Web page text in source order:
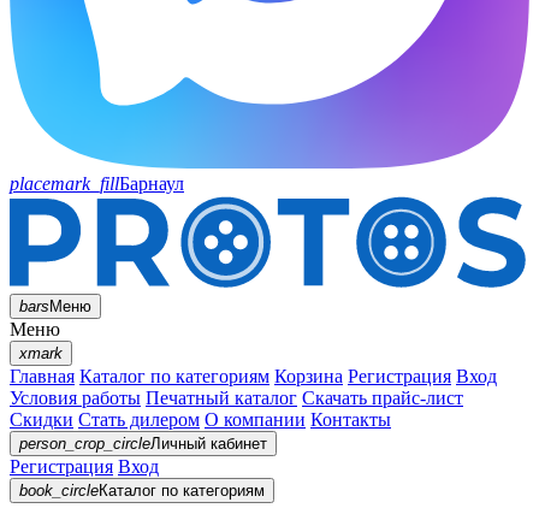
placemark_fillБарнаул
barsМеню
Меню
xmark
Главная Каталог по категориям Корзина Регистрация Вход
Условия работы Печатный каталог Скачать прайс-лист
Скидки Стать дилером О компании Контакты
person_crop_circleЛичный кабинет
Регистрация Вход
book_circleКаталог по категориям